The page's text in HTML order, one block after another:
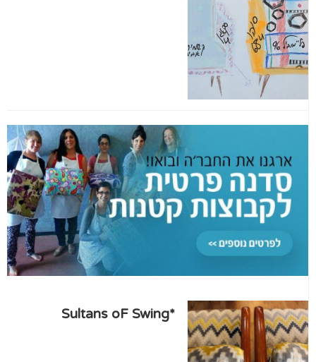
*Sultans oF Swing